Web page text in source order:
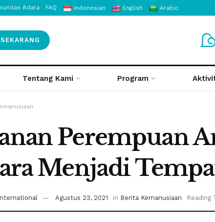
Adara FAQ Indonesian English Arabic
Tentang Kami Program
Perempuan
Menjadi
Agustus 23, 2021 in Berita Kemanusiaan Reading